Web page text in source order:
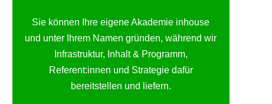
Sie können Ihre eigene Akademie inhouse
und unter Ihrem Namen gründen, während wir
Infrastruktur, Inhalt & Programm,
Referent:innen und Strategie dafür
bereitstellen und liefern.